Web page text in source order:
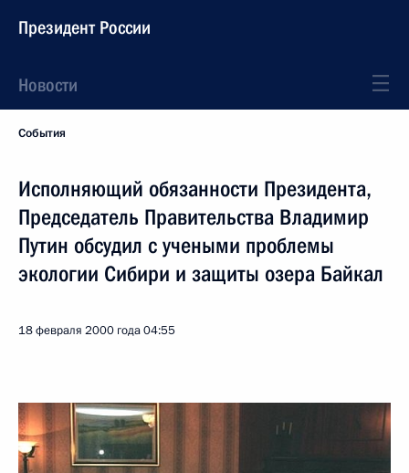
Президент России
Новости
События
Исполняющий обязанности Президента,
Председатель Правительства Владимир
Путин обсудил с учеными проблемы
экологии Сибири и защиты озера Байкал
18 февраля 2000 года04:55